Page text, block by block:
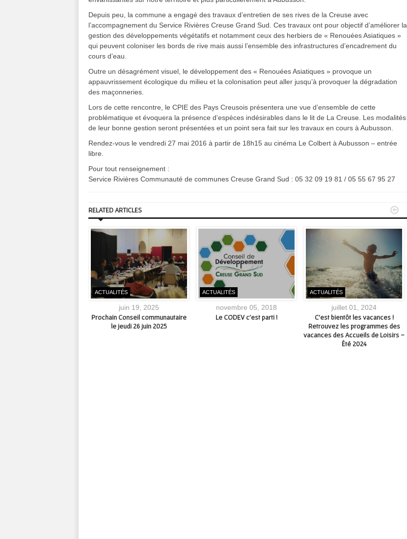
Depuis peu, la commune a engagé des travaux d’entretien de ses rives de la Creuse avec
l’accompagnement du Service Rivières Creuse Grand Sud. Ces travaux ont pour objectif d’améliorer la
gestion des développements végétatifs et notamment ceux des herbiers de « Renouées Asiatiques »
qui peuvent coloniser les bords de rive mais aussi l’ensemble des infrastructures d’encadrement du
cours d’eau.
Outre un désagrément visuel, le développement des « Renouées Asiatiques » provoque un
appauvrissement écologique du milieu et la colonisation peut aller jusqu’à provoquer la dégradation
des maçonneries.
Lors de cette rencontre, le CPIE des Pays Creusois présentera une vue d’ensemble de cette
problématique et évoquera la présence d’espèces indésirables dans le lit de La Creuse. Les modalités
de leur bonne gestion seront présentées et un point sera fait sur les travaux en cours à Aubusson.
Rendez-vous le vendredi 27 mai 2016 à partir de 18h15 au cinéma Le Colbert à Aubusson – entrée
libre.
Pour tout renseignement :
Service Rivières Communauté de communes Creuse Grand Sud : 05 32 09 19 81 / 05 55 67 95 27
RELATED ARTICLES
ACTUALITÉS
juin 19, 2025
Prochain Conseil communautaire
le jeudi 26 juin 2025
ACTUALITÉS
novembre 05, 2018
Le CODEV c’est parti !
ACTUALITÉS
juillet 01, 2024
C’est bientôt les vacances !
Retrouvez les programmes des
vacances des Accueils de Loisirs –
Été 2024
